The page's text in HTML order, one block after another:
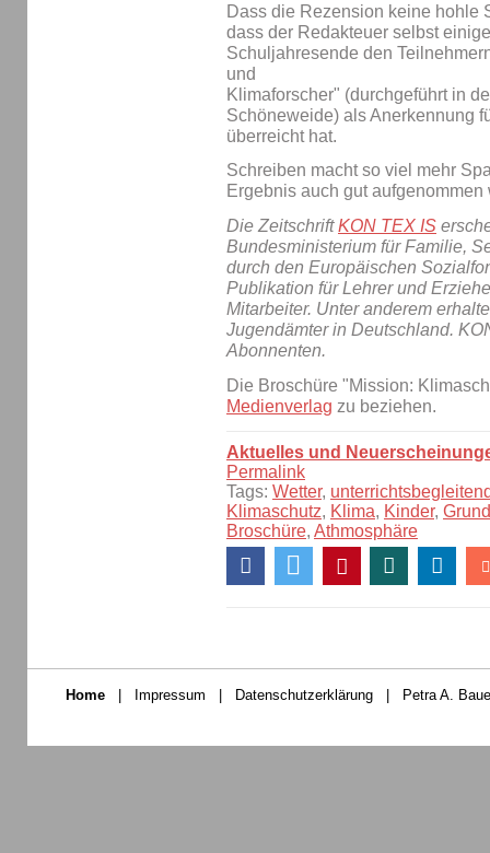
Dass die Rezension keine hohle
dass der Redakteuer selbst
Schuljahresende den
und
Klimaforscher" (durchgeführt in
Schöneweide) als Anerkennung
überreicht hat.
Schreiben macht so viel mehr
Ergebnis auch gut aufgenommen
Die ZeitschriftKON TEX IS
Bundesministerium für Familie,
durch den Europäischen
Publikation für Lehrer und
Mitarbeiter. Unter anderem
Jugendämter in Deutschland.
Abonnenten.
Die Broschüre "Mission:
Medienverlag zu beziehen.
Aktuelles und
Permalink
Tags: Wetter,
Klimaschutz, Klima, Kinder,
Broschüre, Athmosphäre
Home Impressum Datenschutzerklärung Petra A.